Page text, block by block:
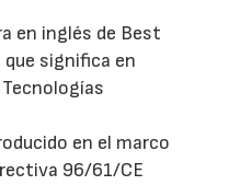
en inglés de Best
significa en
en el marco
96/61/CE